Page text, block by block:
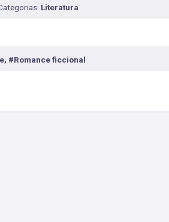
Literatura
#Romance ficcional